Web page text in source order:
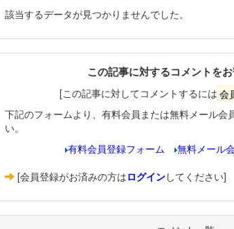
該当するデータが見つかりませんでした。
この記事に対するコメントを
[この記事に対してコメントするには 会
下記のフォームより、有料会員または無料メール会
い。
有料会員登録フォーム
無料メール
[会員登録がお済みの方はログインしてください]